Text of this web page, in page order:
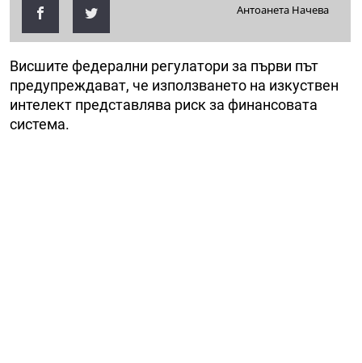
Антоанета Начева
Висшите федерални регулатори за първи път
предупреждават, че използването на изкуствен
интелект представлява риск за финансовата
система.